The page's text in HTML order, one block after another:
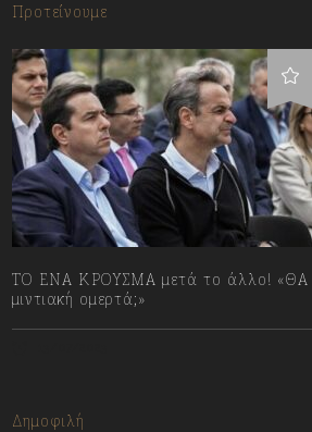
Προτείνουμε
ΤΟ ΕΝΑ ΚΡΟΥΣΜΑ μετά το άλλο! «ΘΑ
μιντιακή ομερτά;»
Δημοφιλή